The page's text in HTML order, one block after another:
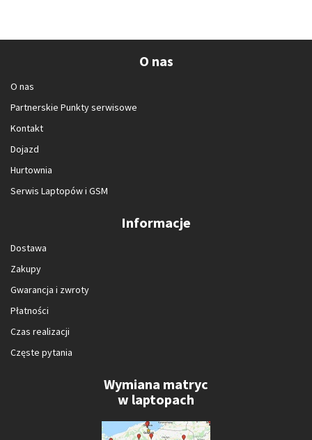
O nas
O nas
Partnerskie Punkty serwisowe
Kontakt
Dojazd
Hurtownia
Serwis Laptopów i GSM
Informacje
Dostawa
Zakupy
Gwarancja i zwroty
Płatności
Czas realizacji
Częste pytania
Wymiana matryc
w laptopach